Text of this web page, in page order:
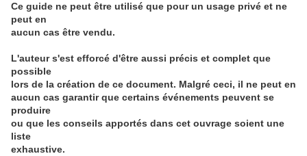
Ce guide ne peut être utilisé que pour un usage privé et ne
peut en
aucun cas être vendu.
L'auteur s'est efforcé d'être aussi précis et complet que
possible
lors de la création de ce document. Malgré ceci, il ne peut en
aucun cas garantir que certains événements peuvent se
produire
ou que les conseils apportés dans cet ouvrage soient une
liste
exhaustive.